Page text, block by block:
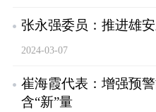
张永强委员：推进雄
2024-03-07
崔海霞代表：增强预
含“新”量